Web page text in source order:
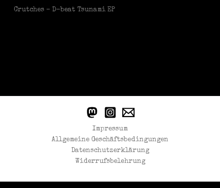
Crutches – D-beat Tsunami EP
Impressum
Allgemeine Geschäftsbedingungen
Datenschutzerklärung
Widerrufsbelehrung